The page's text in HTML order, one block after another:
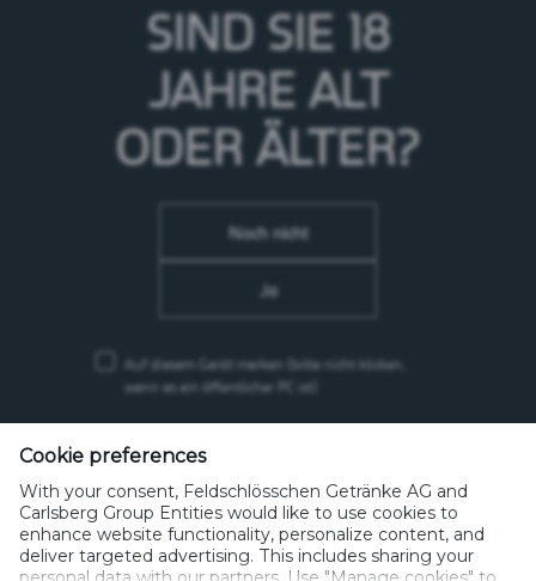
18.04.26
Herbetswil
Theophil Roniger-Strasse
CH-4310 Rheinfelden
Telefon: +41 (0)848 125 000, Fax: +41 (0)848 125 001
info@feldschloesschen.com
Cookie preferences
With your consent, Feldschlösschen Getränke AG and
Carlsberg Group Entities would like to use cookies to
enhance website functionality, personalize content, and
deliver targeted advertising. This includes sharing your
SIND SIE 18
JAHRE ALT
ODER ÄLTER?
Noch nicht
Ja
Auf diesem Gerät merken (bitte nicht klicken,
wenn es ein öffentlicher PC ist)